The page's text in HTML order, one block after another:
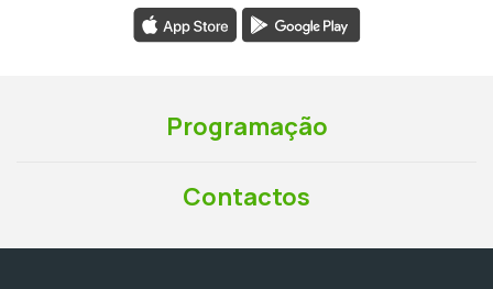
Programação
Contactos